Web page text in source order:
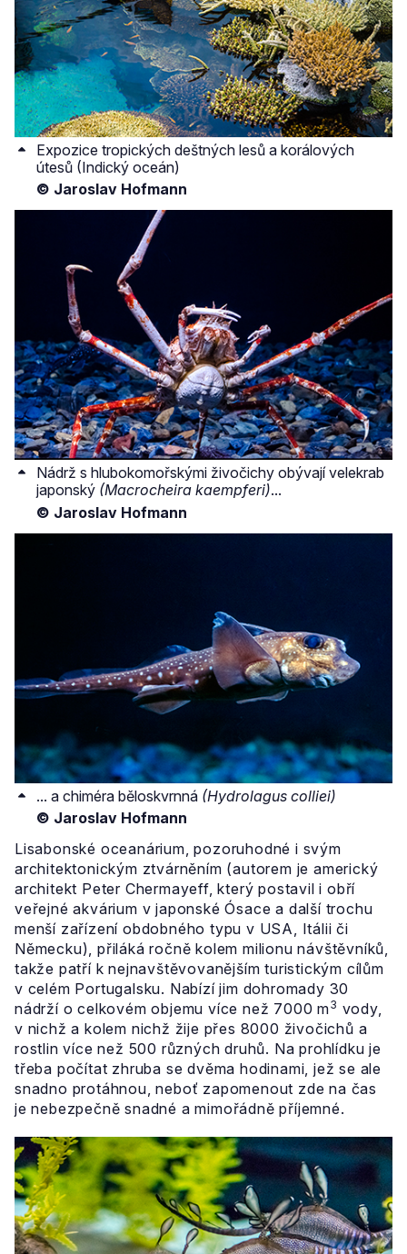
Expozice tropických deštných lesů a korálových
útesů (Indický oceán)
© Jaroslav Hofmann
Nádrž s hlubokomořskými živočichy obývají velekrab
japonský (Macrocheira kaempferi)...
© Jaroslav Hofmann
... a chiméra běloskvrnná (Hydrolagus colliei)
© Jaroslav Hofmann
Lisabonské oceanárium, pozoruhodné i svým
architektonickým ztvárněním (autorem je americký
architekt Peter Chermayeff, který postavil i obří
veřejné akvárium v japonské Ósace a další trochu
menší zařízení obdobného typu v USA, Itálii či
Německu), přiláká ročně kolem milionu návštěvníků,
takže patří k nejnavštěvovanějším turistickým cílům
v celém Portugalsku. Nabízí jim dohromady 30
nádrží o celkovém objemu více než 7000 m3 vody,
v nichž a kolem nichž žije přes 8000 živočichů a
rostlin více než 500 různých druhů. Na prohlídku je
třeba počítat zhruba se dvěma hodinami, jež se ale
snadno protáhnou, neboť zapomenout zde na čas
je nebezpečně snadné a mimořádně příjemné.